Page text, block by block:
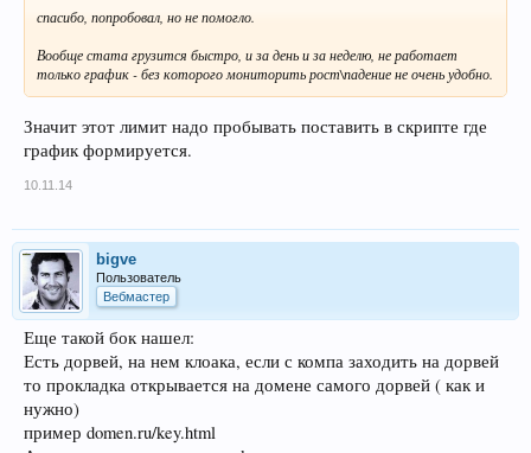
спасибо, попробовал, но не помогло.
Вообще стата грузится быстро, и за день и за неделю, не работает
только график - без которого мониторить рост\падение не очень удобно.
Значит этот лимит надо пробывать поставить в скрипте где
график формируется.
10.11.14
bigve
Пользователь
Вебмастер
Еще такой бок нашел:
Есть дорвей, на нем клоака, если с компа заходить на дорвей
то прокладка открывается на домене самого дорвей ( как и
нужно)
пример domen.ru/key.html